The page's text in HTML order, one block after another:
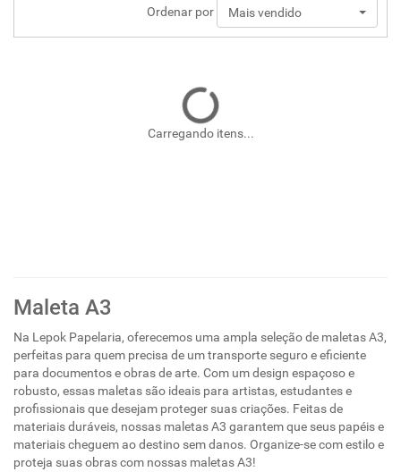
Ordenar por Mais vendido
Carregando itens...
Maleta A3
Na Lepok Papelaria, oferecemos uma ampla seleção de maletas A3,
perfeitas para quem precisa de um transporte seguro e eficiente
para documentos e obras de arte. Com um design espaçoso e
robusto, essas maletas são ideais para artistas, estudantes e
profissionais que desejam proteger suas criações. Feitas de
materiais duráveis, nossas maletas A3 garantem que seus papéis e
materiais cheguem ao destino sem danos. Organize-se com estilo e
proteja suas obras com nossas maletas A3!